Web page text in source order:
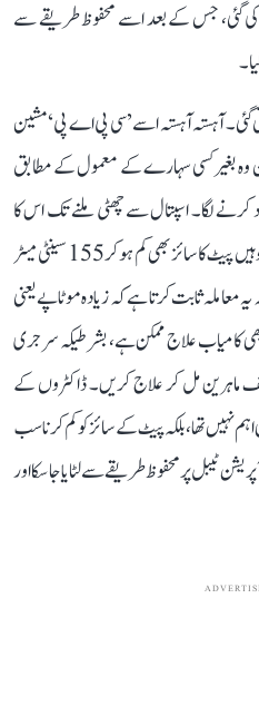
کی گئی، جس کے بعد اسے محفوظ طریقے سے
آہستہ آہستہ اسے ’سی پی اے پی‘ مشین
اور سرجری کے 13ویں دن وہ بغیر کسی سہارے کے معمول کے مطابق
کرنے لگا۔ اسپتال سے چھٹی ملنے تک اس کا
وزن مزید کم ہو کر 160 کلوگرام رہ گیا۔ وہیں پیٹ کا سائز بھی کم ہو کر 155 سینٹی میٹر
معاملہ ثابت کرتا ہے کہ زیادہ موٹاپے یعنی
کامیاب علاج ممکن ہے، بشرطیکہ سرجری
ماہرین مل کر علاج کریں۔ ڈاکٹروں کے
تھا، بلکہ پیٹ کے سائز کو کم کرنا سب
ٹیبل پر محفوظ طریقے سے لٹایا جا سکا اور